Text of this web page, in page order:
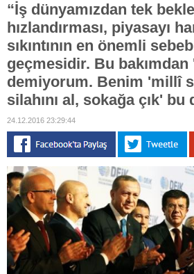
“İş dünyamızdan tek
hızlandırması, piyasayı
sıkıntının en önemli
geçmesidir. Bu
demiyorum. Benim 'millî
silahını al, sokağa çık'
24.12.2016 23:29:44